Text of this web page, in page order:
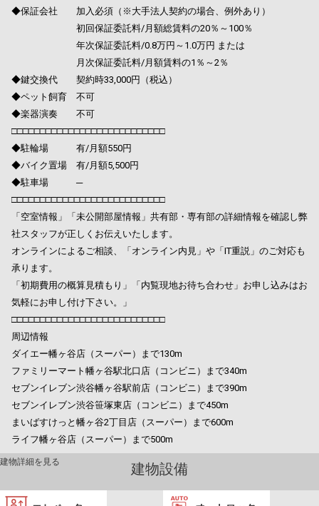
◆保証会社 加入必須（※大手法人契約の場合、例外あり）
初回保証委託料/月額総賃料の20％～100％
年次保証委託料/0.8万円～1.0万円 または
月次保証委託料/月額賃料の1％～2％
◆鍵交換代 契約時33,000円（税込）
◆ペット飼育 不可
◆楽器演奏 不可
□□□□□□□□□□□□□□□□□□□□□□□□□□□
◆駐輪場 有/月額550円
◆バイク置場 有/月額5,500円
◆駐車場 ─
□□□□□□□□□□□□□□□□□□□□□□□□□□□
「空室情報」「未公開部屋情報」共有部・専有部の詳細情報を確認し弊
社スタッフが正しくお伝えいたします。
オンラインによるご相談、「オンライン内見」や「IT重説」のご対応も
承ります。
「初期費用の概算見積もり」「内覧現地お待ち合わせ」お申し込みはお
気軽にお申し付け下さい。」
□□□□□□□□□□□□□□□□□□□□□□□□□□□
周辺情報
ダイエー幡ヶ谷店（スーパー）まで130m
ファミリーマート幡ヶ谷駅北口店（コンビニ）まで340m
セブンイレブン渋谷幡ヶ谷駅前店（コンビニ）まで390m
セブンイレブン渋谷笹塚東店（コンビニ）まで450m
まいばすけっと幡ヶ谷2丁目店（スーパー）まで600m
ライフ幡ヶ谷店（スーパー）まで500m
建物設備
建物詳細を見る